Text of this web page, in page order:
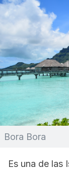
Bora Bora
Es una de las